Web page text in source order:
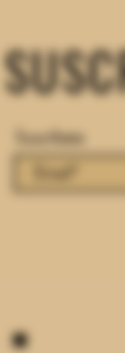
Suscríbete